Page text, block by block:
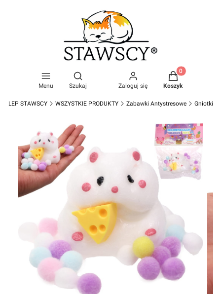
Menu
Otwórz wyszukiwarkę
Szukaj Zaloguj się
Produkty w
Koszyk
SKLEP STAWSCY WSZYSTKIE PRODUKTY Zabawki Antystresowe Gniotki